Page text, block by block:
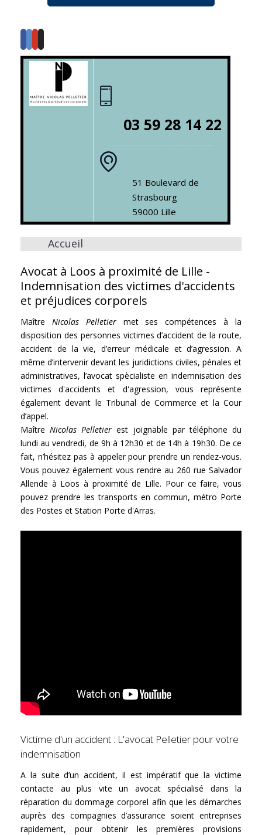
03 59 28 14 22
51 Boulevard de
Strasbourg
59000 Lille
Accueil
Avocat à Loos à proximité de Lille -
Indemnisation des victimes d'accidents
et préjudices corporels
Maître Nicolas Pelletiermet ses compétences à la
disposition des personnes victimes d’accident de la route,
accident de la vie, d’erreur médicale et d’agression. A
même d’intervenir devant les juridictions civiles, pénales et
administratives, l’avocat spècialiste en indemnisation des
victimes d'accidents et d'agression, vous représente
également devant le Tribunal de Commerce et la Cour
d’appel.
MaîtreNicolas Pelletier est joignable par téléphone du
lundi au vendredi, de 9h à 12h30 et de 14h à 19h30. De ce
fait, n’hésitez pas à appeler pour prendre un rendez-vous.
Vous pouvez également vous rendre au 260 rue Salvador
Allende à Loos à proximité de Lille. Pour ce faire, vous
pouvez prendre les transports en commun, métro Porte
des Postes et Station Porte d'Arras.
Victime d'un accident : L'avocat Pelletier pour votre
indemnisation
A la suite d’un accident, il est impératif que la victime
contacte au plus vite un avocat spécialisé dans la
réparation du dommage corporel afin que les démarches
auprès des compagnies d’assurance soient entreprises
rapidement, pour obtenir les premières provisions